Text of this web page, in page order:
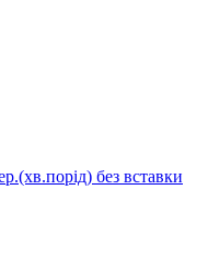
без вставки